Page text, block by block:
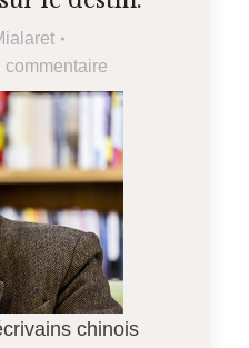
commentaire
chinois